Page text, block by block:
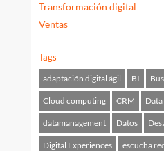
Transformación digital
Ventas
Tags
adaptación digital ágil BI
Cloud computing CRM Data
datamanagement Datos
Digital Experiences escucha